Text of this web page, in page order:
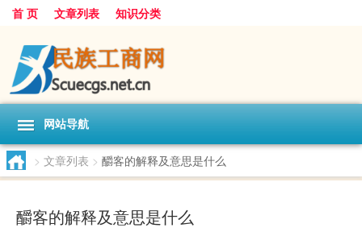
首 页 文章列表 知识分类
网站导航
> 文章列表 > 釂客的解释及意思是什么
釂客的解释及意思是什么